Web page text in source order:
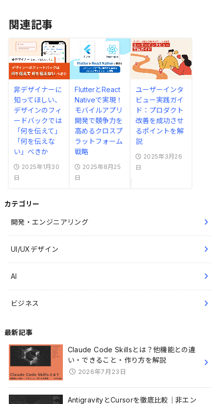
関連記事
非デザイナーに
知ってほしい、
デザインのフィ
ードバックでは
「何を伝えて」
「何を伝えな
い」べきか
2025年1月30
日
FlutterとReact
Nativeで実現！
モバイルアプリ
開発で競争力を
高めるクロスプ
ラットフォーム
戦略
2025年8月25
日
ユーザーインタ
ビュー実践ガイ
ド：プロダクト
改善を成功させ
るポイントを解
説
2025年3月26
日
カテゴリー
開発・エンジニアリング
UI/UXデザイン
AI
ビジネス
最新記事
Claude Code Skillsとは？他機能との違
い・できること・作り方を解説
2026年7月23日
AntigravityとCursorを徹底比較｜非エン